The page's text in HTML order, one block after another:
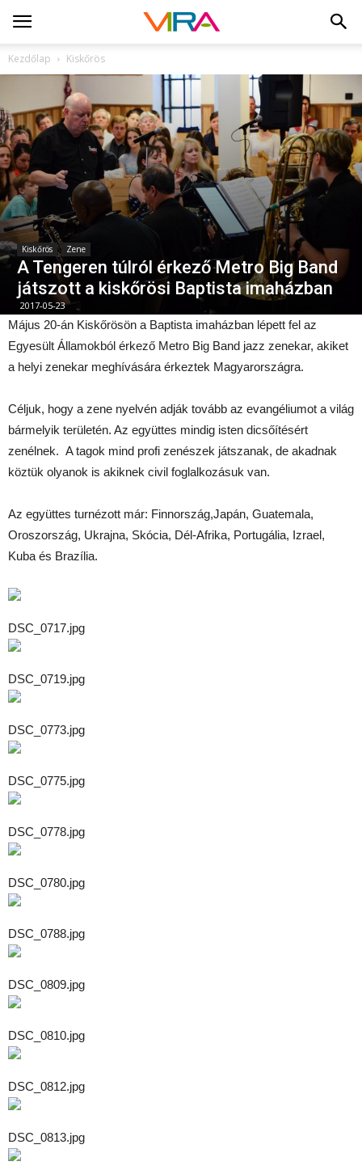
Kezdőlap Kiskőrös
Kiskőrös Zene
A Tengeren túlról érkező Metro Big Band
játszott a kiskőrösi Baptista imaházban
2017-05-23
Május 20-án Kiskőrösön a Baptista imaházban lépett fel az
Egyesült Államokból érkező Metro Big Band jazz zenekar, akiket
a helyi zenekar meghívására érkeztek Magyarországra.
Céljuk, hogy a zene nyelvén adják tovább az evangéliumot a világ
bármelyik területén. Az együttes mindig isten dicsőítésért
zenélnek. A tagok mind profi zenészek játszanak, de akadnak
köztük olyanok is akiknek civil foglalkozásuk van.
Az együttes turnézott már: Finnország,Japán, Guatemala,
Oroszország, Ukrajna, Skócia, Dél-Afrika, Portugália, Izrael,
Kuba és Brazília.
DSC_0717.jpg
DSC_0719.jpg
DSC_0773.jpg
DSC_0775.jpg
DSC_0778.jpg
DSC_0780.jpg
DSC_0788.jpg
DSC_0809.jpg
DSC_0810.jpg
DSC_0812.jpg
DSC_0813.jpg